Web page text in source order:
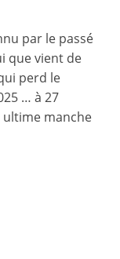
par le passé
que vient de
perd le
… à 27
ultime manche